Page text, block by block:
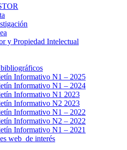
y Propiedad Intelectual
Informativo N1 – 2025
Informativo N1 – 2024
Informativo N1 2023
Informativo N2 2023
Informativo N1 – 2022
Informativo N2 – 2022
Informativo N1 – 2021
web de interés